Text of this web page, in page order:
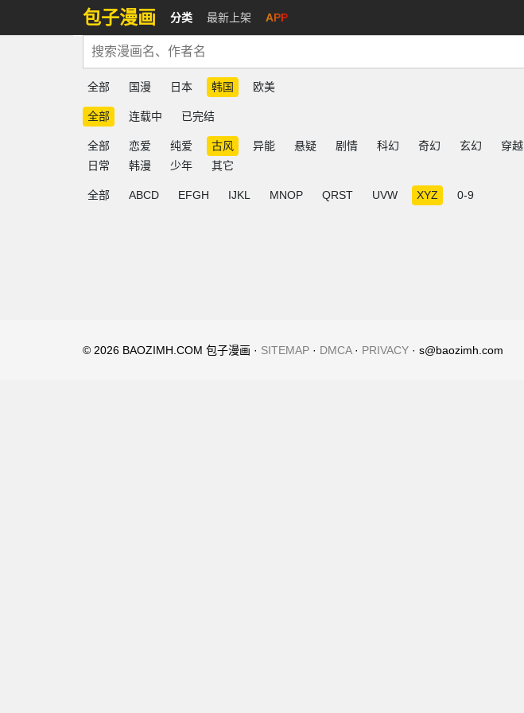
包子漫画 分类 最新上架 APP
全部 国漫 日本 韩国 欧美
全部 连载中 已完结
全部 恋爱 纯爱 古风 异能 悬疑 剧情 科幻 奇幻 玄幻 穿越
日常
韩漫 少年 其它
全部 ABCD EFGH IJKL MNOP QRST UVW XYZ 0-9
© 2026 BAOZIMH.COM 包子漫画 · SITEMAP · DMCA· PRIVACY · s@baozimh.com